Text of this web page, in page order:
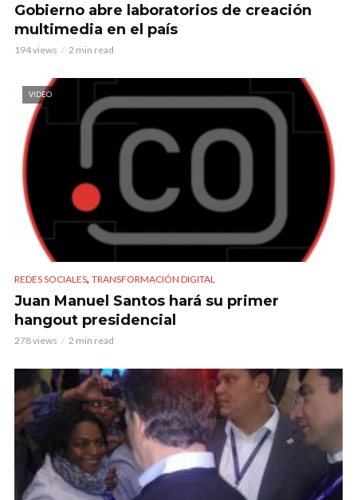
Gobierno abre laboratorios de creación
multimedia en el país
194 views 2 min read
VIDEO
REDES SOCIALES, TRANSFORMACIÓN DIGITAL
Juan Manuel Santos hará su primer
hangout presidencial
278 views 2 min read